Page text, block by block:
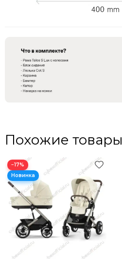
Похожие товары
−17%